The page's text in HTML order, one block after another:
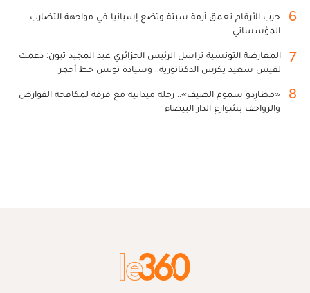
6
حرب الأرقام تعمق أزمة سبتة وتضع إسبانيا في مواجهة التضارب
المؤسساتي
7
المعارضة التونسية تراسل الرئيس الجزائري عبد المجيد تبون: دعمك
لقيس سعيد يكرس الدكتاتورية.. وسيادة تونس خط أحمر
8
«مطارِدو سموم الصيف».. رحلة ميدانية مع فرقة لمكافحة القوارض
والزواحف بشوارع الدار البيضاء